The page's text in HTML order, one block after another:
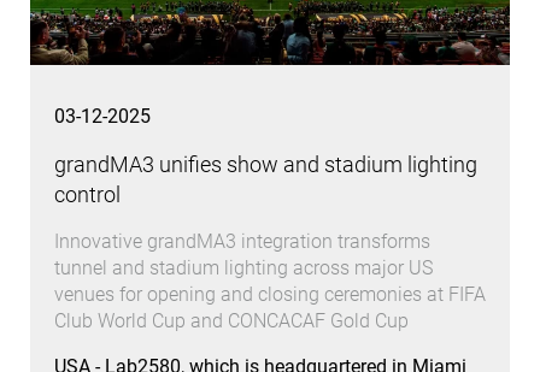
03-12-2025
grandMA3 unifies show and stadium lighting
control
Innovative grandMA3 integration transforms
tunnel and stadium lighting across major US
venues for opening and closing ceremonies at FIFA
Club World Cup and CONCACAF Gold Cup
USA - Lab2580, which is headquartered in Miami